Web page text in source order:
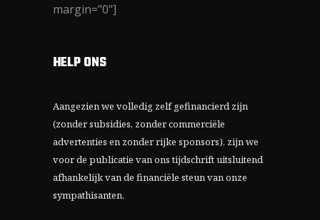
margin="0"]
HELP ONS
Aangezien we volledig zelf gefinancierd zijn
(zonder subsidies, zonder commerciële
advertenties en zonder rijke sponsors), zijn we
voor de publicatie van ons tijdschrift uitsluitend
afhankelijk van de financiële steun van onze
sympathisanten.